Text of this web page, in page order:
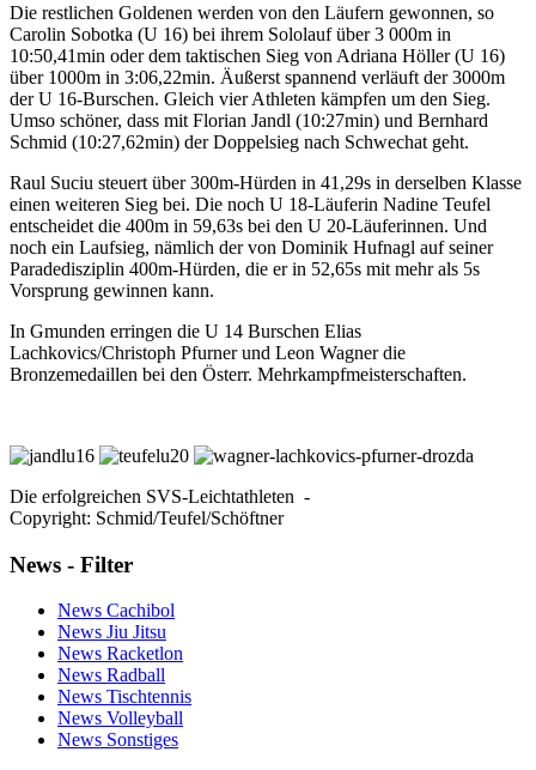
Die restlichen Goldenen werden von den Läufern gewonnen, so
Carolin Sobotka (U 16) bei ihrem Sololauf über 3 000m in
10:50,41min oder dem taktischen Sieg von Adriana Höller (U 16)
über 1000m in 3:06,22min. Äußerst spannend verläuft der 3000m
der U 16-Burschen. Gleich vier Athleten kämpfen um den Sieg.
Umso schöner, dass mit Florian Jandl (10:27min) und Bernhard
Schmid (10:27,62min) der Doppelsieg nach Schwechat geht.
Raul Suciu steuert über 300m-Hürden in 41,29s in derselben Klasse
einen weiteren Sieg bei. Die noch U 18-Läuferin Nadine Teufel
entscheidet die 400m in 59,63s bei den U 20-Läuferinnen. Und
noch ein Laufsieg, nämlich der von Dominik Hufnagl auf seiner
Paradedisziplin 400m-Hürden, die er in 52,65s mit mehr als 5s
Vorsprung gewinnen kann.
In Gmunden erringen die U 14 Burschen Elias
Lachkovics/Christoph Pfurner und Leon Wagner die
Bronzemedaillen bei den Österr. Mehrkampfmeisterschaften.
Die erfolgreichen SVS-Leichtathleten -
Copyright: Schmid/Teufel/Schöftner
News - Filter
News Cachibol
News Jiu Jitsu
News Racketlon
News Radball
News Tischtennis
News Volleyball
News Sonstiges